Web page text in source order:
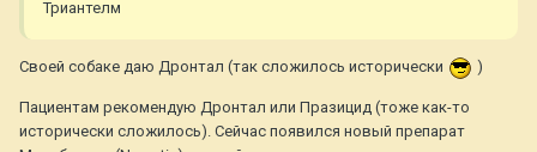
Триантелм
Своей собаке даю Дронтал (так сложилось исторически )
Пациентам рекомендую Дронтал или Празицид (тоже как-то
исторически сложилось). Сейчас появился новый препарат